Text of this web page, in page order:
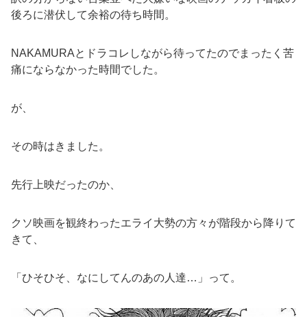
後ろに潜伏して余裕の待ち時間。
NAKAMURAとドラコレしながら待ってたのでまったく苦
痛にならなかった時間でした。
が、
その時はきました。
先行上映だったのか、
クソ映画を観終わったエライ大勢の方々が階段から降りて
きて、
「ひそひそ、なにしてんのあの人達…」って。